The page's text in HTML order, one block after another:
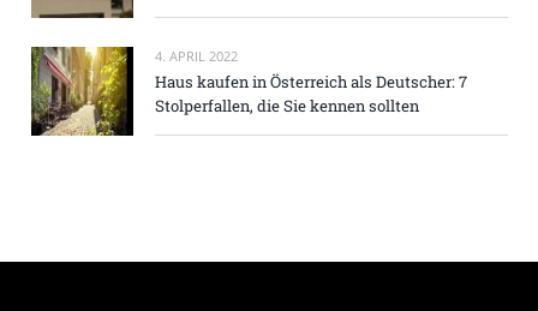
4. APRIL 2022
Haus kaufen in Österreich als Deutscher: 7
Stolperfallen, die Sie kennen sollten